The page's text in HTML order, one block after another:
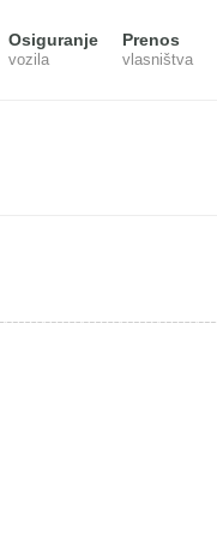
Osiguranje
vozila
Prenos
vlasništva